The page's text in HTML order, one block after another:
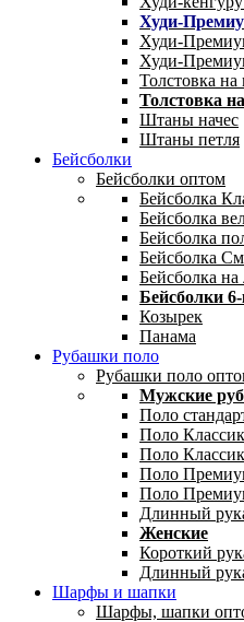
Худи-
Худи-
Худи-
Толстовка
Толстовка
Штаны начес
Штаны петля
Бейсболки
Бейсболки оптом
Бейсболка
Бейсболка
Бейсболка
Бейсболка
Бейсболка на
Бейсболки
Козырек
Панама
Рубашки поло
Рубашки поло
Мужские
Поло
Поло Классик
Поло
Поло
Поло
Длинный
Женские
Короткий
Длинный
Шарфы и шапки
Шарфы, шапки